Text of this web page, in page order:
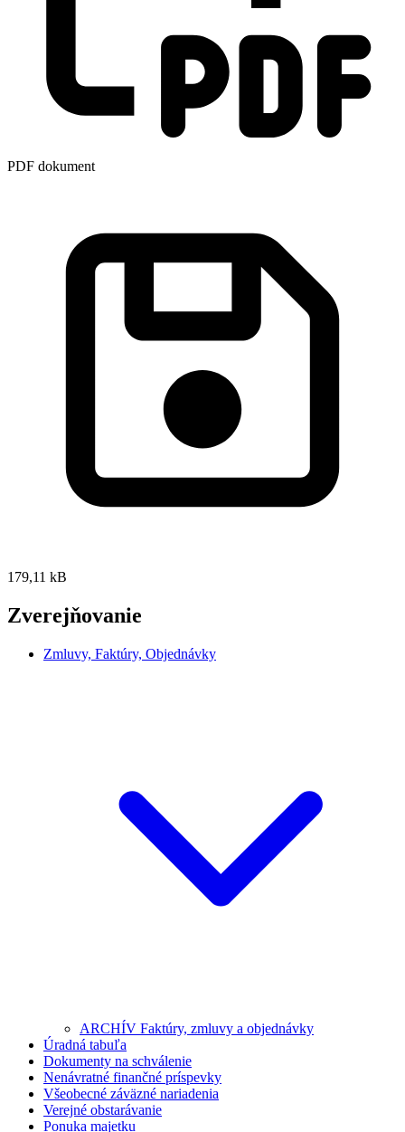
PDF dokument
179,11 kB
Zverejňovanie
Zmluvy, Faktúry, Objednávky
ARCHÍV Faktúry, zmluvy a objednávky
Úradná tabuľa
Dokumenty na schválenie
Nenávratné finančné príspevky
Všeobecné záväzné nariadenia
Verejné obstarávanie
Ponuka majetku